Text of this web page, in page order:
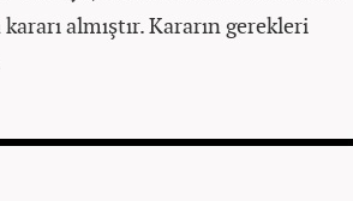
almıştır. Kararın gerekleri